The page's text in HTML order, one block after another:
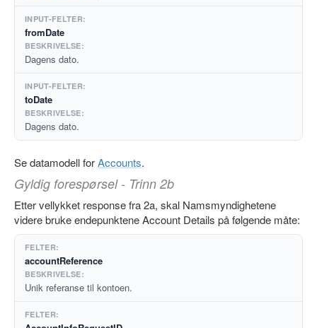
fromDate
Dagens dato.
toDate
Dagens dato.
Se datamodell forAccounts.
Gyldig forespørsel - Trinn 2b
Etter vellykket response fra 2a, skal Namsmyndighetene
videre bruke endepunktene Account Details på følgende måte:
accountReference
Unik referanse til kontoen.